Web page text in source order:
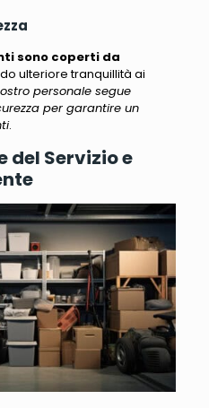
sono coperti da
ulteriore tranquillità ai
personale segue
per garantire un
.
del Servizio e